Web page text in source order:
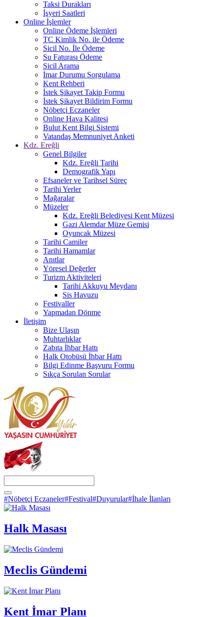
Taksi Durakları
İşyeri Saatleri
Online İşlemler
Online Ödeme İşlemleri
TC Kimlik No. ile Ödeme
Sicil No. İle Ödeme
Su Faturası Ödeme
Sicil Arama
İmar Durumu Sorgulama
Kent Rehberi
İstek Şikayet Takip Formu
İstek Şikayet Bildirim Formu
Nöbetçi Eczaneler
Online Hava Kalitesi
Bulut Kent Bilgi Sistemi
Vatandaş Memnuniyet Anketi
Kdz. Ereğli
Genel Bilgiler
Kdz. Ereğli Tarihi
Demografik Yapı
Efsaneler ve Tarihsel Süreç
Tarihi Yerler
Mağaralar
Müzeler
Kdz. Ereğli Belediyesi Kent Müzesi
Gazi Alemdar Müze Gemisi
Oyuncak Müzesi
Tarihi Camiler
Tarihi Hamamlar
Anıtlar
Yöresel Değerler
Turizm Aktiviteleri
Tarihi Akkuyu Meydanı
Sis Havuzu
Festivaller
Yapmadan Dönme
İletişim
Bize Ulaşın
Muhtarlıklar
Zabıta İhbar Hattı
Halk Otobüsü İhbar Hattı
Bilgi Edinme Başvuru Formu
Sıkça Sorulan Sorular
#Nöbetçi Eczaneler#Festival#Duyurular#İhale İlanları
Halk Masası
Meclis Gündemi
Kent İmar Planı